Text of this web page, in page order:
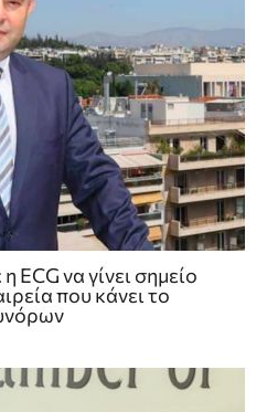
ECG να γίνει σημείο
που κάνει το